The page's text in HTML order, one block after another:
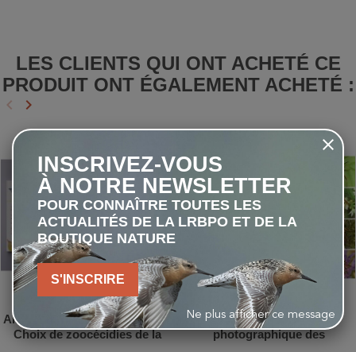
LES CLIENTS QUI ONT ACHETÉ CE
PRODUIT ONT ÉGALEMENT ACHETÉ :
Précédent
keyboard_arrow_left Suivant
keyboard_arrow_right
favorite_border
Aide-mémoire de cécidologie -
Choix de zoocécidies de la
favorite_border
Clé de détermination
photographique des
INSCRIVEZ-VOUS
À NOTRE NEWSLETTER
POUR CONNAÎTRE TOUTES LES
ACTUALITÉS DE LA LRBPO ET DE LA
BOUTIQUE NATURE
S'INSCRIRE
Ne plus afficher ce message